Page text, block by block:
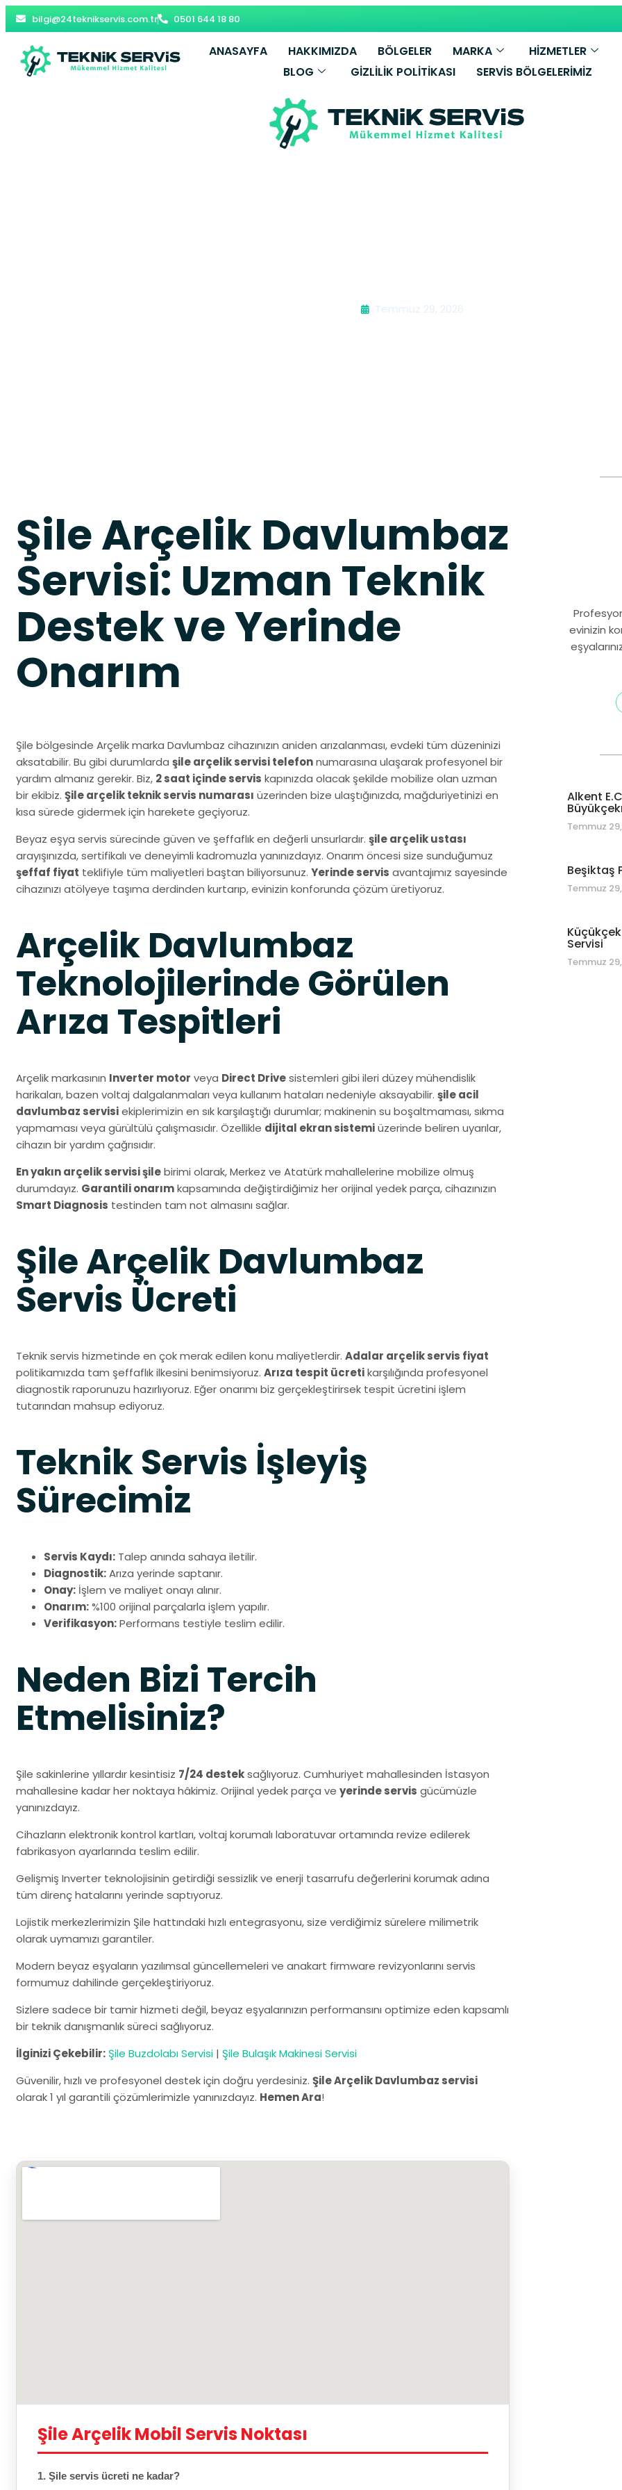
bilgi@24teknikservis.com.tr 0501 644 18 80
ANASAYFA HAKKIMIZDA BÖLGELER MARKA
HİZMETLER
BLOG
GIZLILIK POLITIKASI SERVIS BÖLGELERIMIZ
Temmuz 29, 2026
Şile Arçelik Davlumbaz
Servisi: Uzman Teknik
Destek ve Yerinde
Onarım
Şile bölgesinde Arçelik marka Davlumbaz cihazınızın aniden arızalanması, evdeki tüm düzeninizi
aksatabilir. Bu gibi durumlarda şile arçelik servisi telefonnumarasına ulaşarak profesyonel bir
yardım almanız gerekir. Biz, 2 saat içinde servis kapınızda olacak şekilde mobilize olan uzman
bir ekibiz. Şile arçelik teknik servis numarası üzerinden bize ulaştığınızda, mağduriyetinizi en
kısa sürede gidermek için harekete geçiyoruz.
Beyaz eşya servis sürecinde güven ve şeffaflık en değerli unsurlardır. şile arçelik ustası
arayışınızda, sertifikalı ve deneyimli kadromuzla yanınızdayız. Onarım öncesi size sunduğumuz
şeffaf fiyat teklifiyle tüm maliyetleri baştan biliyorsunuz. Yerinde servis avantajımız sayesinde
cihazınızı atölyeye taşıma derdinden kurtarıp, evinizin konforunda çözüm üretiyoruz.
Arçelik Davlumbaz
Teknolojilerinde Görülen
Arıza Tespitleri
Arçelik markasının Inverter motor veya Direct Drivesistemleri gibi ileri düzey mühendislik
harikaları, bazen voltaj dalgalanmaları veya kullanım hataları nedeniyle aksayabilir. şile acil
davlumbaz servisiekiplerimizin en sık karşılaştığı durumlar; makinenin su boşaltmaması, sıkma
yapmaması veya gürültülü çalışmasıdır. Özellikle dijital ekran sistemiüzerinde beliren uyarılar,
cihazın bir yardım çağrısıdır.
En yakın arçelik servisi şilebirimi olarak, Merkez ve Atatürk mahallelerine mobilize olmuş
durumdayız. Garantili onarımkapsamında değiştirdiğimiz her orijinal yedek parça, cihazınızın
Smart Diagnosis testinden tam not almasını sağlar.
Şile Arçelik Davlumbaz
Servis Ücreti
Teknik servis hizmetinde en çok merak edilen konu maliyetlerdir. Adalar arçelik servis fiyat
politikamızda tam şeffaflık ilkesini benimsiyoruz. Arıza tespit ücretikarşılığında profesyonel
diagnostik raporunuzu hazırlıyoruz. Eğer onarımı biz gerçekleştirirsek tespit ücretini işlem
tutarından mahsup ediyoruz.
Teknik Servis İşleyiş
Sürecimiz
Servis Kaydı: Talep anında sahaya iletilir.
Diagnostik:Arıza yerinde saptanır.
Onay: İşlem ve maliyet onayı alınır.
Onarım:%100 orijinal parçalarla işlem yapılır.
Verifikasyon:Performans testiyle teslim edilir.
Neden Bizi Tercih
Etmelisiniz?
Şile sakinlerine yıllardır kesintisiz 7/24 desteksağlıyoruz. Cumhuriyet mahallesinden İstasyon
mahallesine kadar her noktaya hâkimiz. Orijinal yedek parça ve yerinde servis gücümüzle
yanınızdayız.
Cihazların elektronik kontrol kartları, voltaj korumalı laboratuvar ortamında revize edilerek
fabrikasyon ayarlarında teslim edilir.
Gelişmiş Inverter teknolojisinin getirdiği sessizlik ve enerji tasarrufu değerlerini korumak adına
tüm direnç hatalarını yerinde saptıyoruz.
Lojistik merkezlerimizin Şile hattındaki hızlı entegrasyonu, size verdiğimiz sürelere milimetrik
olarak uymamızı garantiler.
Modern beyaz eşyaların yazılımsal güncellemeleri ve anakart firmware revizyonlarını servis
formumuz dahilinde gerçekleştiriyoruz.
Sizlere sadece bir tamir hizmeti değil, beyaz eşyalarınızın performansını optimize eden kapsamlı
bir teknik danışmanlık süreci sağlıyoruz.
İlginizi Çekebilir: Şile Buzdolabı Servisi | Şile Bulaşık Makinesi Servisi
Güvenilir, hızlı ve profesyonel destek için doğru yerdesiniz. Şile Arçelik Davlumbaz servisi
olarak 1 yıl garantili çözümlerimizle yanınızdayız. Hemen Ara!
Şile Arçelik Mobil Servis Noktası
1. Şile servis ücreti ne kadar?
evinizin
Alkent
Temmuz
Beşiktaş
Temmuz
Servisi
Temmuz